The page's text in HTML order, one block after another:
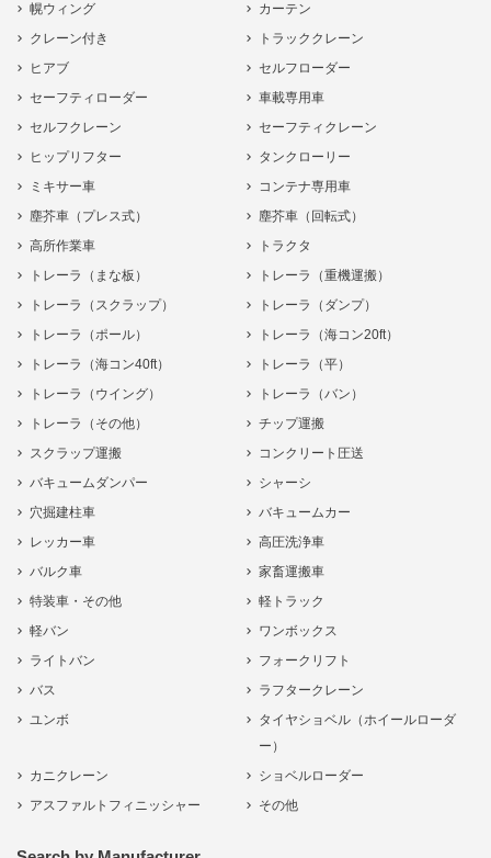
幌ウィング
カーテン
クレーン付き
トラッククレーン
ヒアブ
セルフローダー
セーフティローダー
車載専用車
セルフクレーン
セーフティクレーン
ヒップリフター
タンクローリー
ミキサー車
コンテナ専用車
塵芥車（プレス式）
塵芥車（回転式）
高所作業車
トラクタ
トレーラ（まな板）
トレーラ（重機運搬）
トレーラ（スクラップ）
トレーラ（ダンプ）
トレーラ（ポール）
トレーラ（海コン20ft）
トレーラ（海コン40ft）
トレーラ（平）
トレーラ（ウイング）
トレーラ（バン）
トレーラ（その他）
チップ運搬
スクラップ運搬
コンクリート圧送
バキュームダンパー
シャーシ
穴掘建柱車
バキュームカー
レッカー車
高圧洗浄車
バルク車
家畜運搬車
特装車・その他
軽トラック
軽バン
ワンボックス
ライトバン
フォークリフト
バス
ラフタークレーン
ユンボ
タイヤショベル（ホイールローダ
ー）
カニクレーン
ショベルローダー
アスファルトフィニッシャー
その他